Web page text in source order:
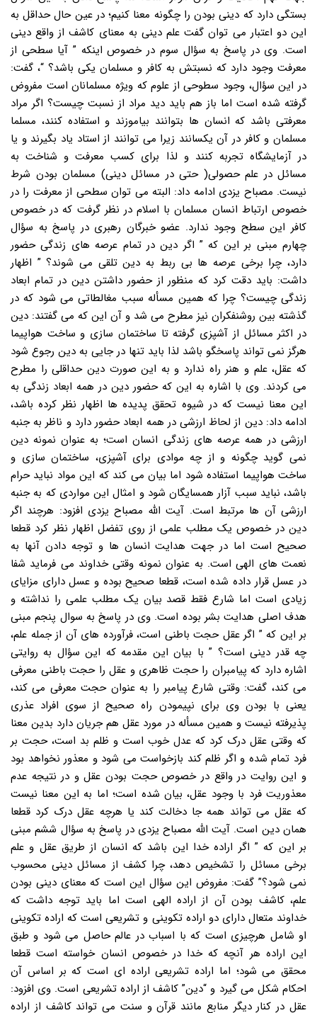
بستگی دارد که دینی بودن را چگونه معنا کنیم؛ در عین حال حداقل به
این دو اعتبار می توان گفت علم دینی به معنای کاشف از واقع دینی
است. وی در پاسخ به سؤال سوم در خصوص اینکه ” آیا سطحی از
معرفت وجود دارد که نسبتش به کافر و مسلمان یکی باشد؟ “، گفت:
در این سؤال، وجود سطوحی از علوم که ویژه مسلمانان است مفروض
گرفته شده است اما باز هم باید دید مراد از نسبت چیست؟ اگر مراد
معرفتی باشد که انسان ها بتوانند بیاموزند و استفاده کنند، مسلما
مسلمان و کافر در آن یکسانند زیرا می توانند از استاد یاد بگیرند و یا
در آزمایشگاه تجربه کنند و لذا برای کسب معرفت و شناخت به
مسائل در علم حصولی( حتی در مسائل دینی) مسلمان بودن شرط
نیست. مصباح یزدی ادامه داد: البته می توان سطحی از معرفت را در
خصوص ارتباط انسان مسلمان با اسلام در نظر گرفت که در خصوص
کافر این سطح وجود ندارد. عضو خبرگان رهبری در پاسخ به سؤال
چهارم مبنی بر این که ” اگر دین در تمام عرصه های زندگی حضور
دارد، چرا برخی عرصه ها بی ربط به دین تلقی می شوند؟ ” اظهار
داشت: باید دقت کرد که منظور از حضور داشتن دین در تمام ابعاد
زندگی چیست؟ چرا که همین مسأله سبب مغالطاتی می شود که در
گذشته بین روشنفکران نیز مطرح می شد و آن این که می گفتند: دین
در اکثر مسائل از آشپزی گرفته تا ساختمان سازی و ساخت هواپیما
هرگز نمی تواند پاسخگو باشد لذا باید تنها در جایی به دین رجوع شود
که عقل، علم و هنر راه ندارد و به این صورت دین حداقلی را مطرح
می کردند. وی با اشاره به این که حضور دین در همه ابعاد زندگی به
این معنا نیست که در شیوه تحقق پدیده ها اظهار نظر کرده باشد،
ادامه داد: دین از لحاظ ارزشی در همه ابعاد حضور دارد و ناظر به جنبه
ارزشی در همه عرصه های زندگی انسان است؛ به عنوان نمونه دین
نمی گوید چگونه و از چه موادی برای آشپزی، ساختمان سازی و
ساخت هواپیما استفاده شود اما بیان می کند که این مواد نباید حرام
باشد، نباید سبب آزار همسایگان شود و امثال این مواردی که به جنبه
ارزشی آن ها مرتبط است. آیت الله مصباح یزدی افزود: هرچند اگر
دین در خصوص یک مطلب علمی از روی تفضل اظهار نظر کرد قطعا
صحیح است اما در جهت هدایت انسان ها و توجه دادن آنها به
نعمت های الهی است. به عنوان نمونه وقتی خداوند می فرماید شفا
در عسل قرار داده شده است، قطعا صحیح بوده و عسل دارای مزایای
زیادی است اما شارع فقط قصد بیان یک مطلب علمی را نداشته و
هدف اصلی هدایت بشر بوده است. وی در پاسخ به سوال پنجم مبنی
بر این که ” اگر عقل حجت باطنی است، فرآورده های آن از جمله علم،
چه قدر دینی است؟ ” با بیان این مقدمه که این سؤال به روایتی
اشاره دارد که پیامبران را حجت ظاهری و عقل را حجت باطنی معرفی
می کند، گفت: وقتی شارع پیامبر را به عنوان حجت معرفی می کند،
یعنی با بودن وی برای نپیمودن راه صحیح از سوی افراد عذری
پذیرفته نیست و همین مسأله در مورد عقل هم جریان دارد بدین معنا
که وقتی عقل درک کرد که عدل خوب است و ظلم بد است، حجت بر
فرد تمام شده و اگر ظلم کند بازخواست می شود و معذور نخواهد بود
و این روایت در واقع در خصوص حجت بودن عقل و در نتیجه عدم
معذوریت فرد با وجود عقل، بیان شده است؛ اما به این معنا نیست
که عقل می تواند همه جا دخالت کند یا هرچه عقل درک کرد قطعا
همان دین است. آیت الله مصباح یزدی در پاسخ به سؤال ششم مبنی
بر این که ” اگر اراده خدا این باشد که انسان از طریق عقل و علم
برخی مسائل را تشخیص دهد، چرا کشف از مسائل دینی محسوب
نمی شود؟” گفت: مفروض این سؤال این است که معنای دینی بودن
علم، کاشف بودن آن از اراده الهی است اما باید توجه داشت که
خداوند متعال دارای دو اراده تکوینی و تشریعی است که اراده تکوینی
او شامل هرچیزی است که با اسباب در عالم حاصل می شود و طبق
این اراده هر آنچه که خدا در خصوص انسان خواسته است قطعا
محقق می شود؛ اما اراده تشریعی اراده ای است که بر اساس آن
احکام شکل می گیرد و “دین” کاشف از اراده تشریعی است. وی افزود:
عقل در کنار دیگر منابع مانند قرآن و سنت می تواند کاشف از اراده